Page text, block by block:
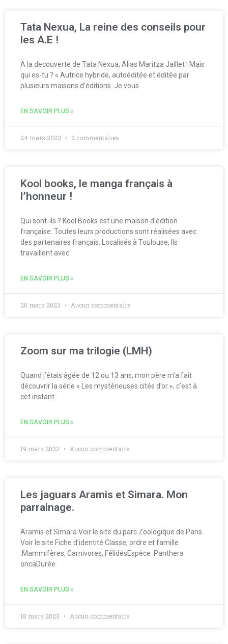
Tata Nexua, La reine des conseils pour
les A.E !
A la decouverte de Tata Nexua, Alias Maritza Jaillet ! Mais
qui es-tu ? « Autrice hybride, autoéditée et éditée par
plusieurs maisons d’éditions. Je vous
EN SAVOIR PLUS »
24 mars 2023 2 commentaires
Kool books, le manga français à
l’honneur !
Qui sont-ils ? Kool Books est une maison d’édition
française. Toutes leurs productions sont réalisées avec
des partenaires français. Localisés à Toulouse, Ils
travaillent avec
EN SAVOIR PLUS »
20 mars 2023 Aucun commentaire
Zoom sur ma trilogie (LMH)
Quand j’étais âgée de 12 ou 13 ans, mon père m’a fait
découvrir la série « Les mystérieuses cités d’or », c’est à
cet instant
EN SAVOIR PLUS »
19 mars 2023 Aucun commentaire
Les jaguars Aramis et Simara. Mon
parrainage.
Aramis et Simara Voir le site du parc Zoologique de Paris
Voir le site Fiche d’identité Classe, ordre et famille
:Mammifères, Carnivores, FélidésEspèce :Panthera
oncaDurée
EN SAVOIR PLUS »
18 mars 2023 Aucun commentaire